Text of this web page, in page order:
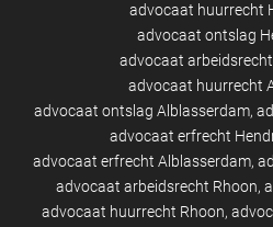
advocaat huurrecht
advocaat ontslag
advocaat
advocaat huurrecht
advocaat ontslag Alblasserdam
advocaat erfrecht
advocaat erfrecht Alblasserdam
advocaat arbeidsrecht Rhoon
advocaat huurrecht Rhoon